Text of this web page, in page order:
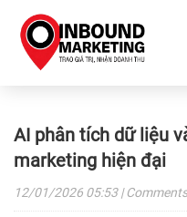
AI phân tích dữ liệu
marketing hiện đại
12/01/2026 05:53| Comments